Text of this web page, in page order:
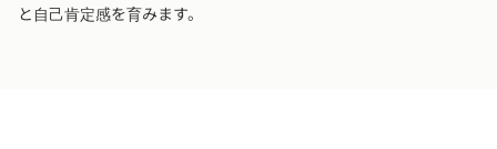
と自己肯定感を育みます。